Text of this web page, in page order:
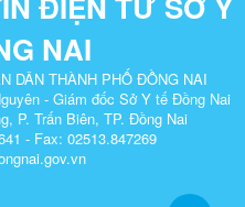
NAI
DÂN THÀNH PHỐ ĐỒNG NAI
- Giám đốc Sở Y tế Đồng Nai
P. Trấn Biên, TP. Đồng Nai​
- Fax: 02513.847269